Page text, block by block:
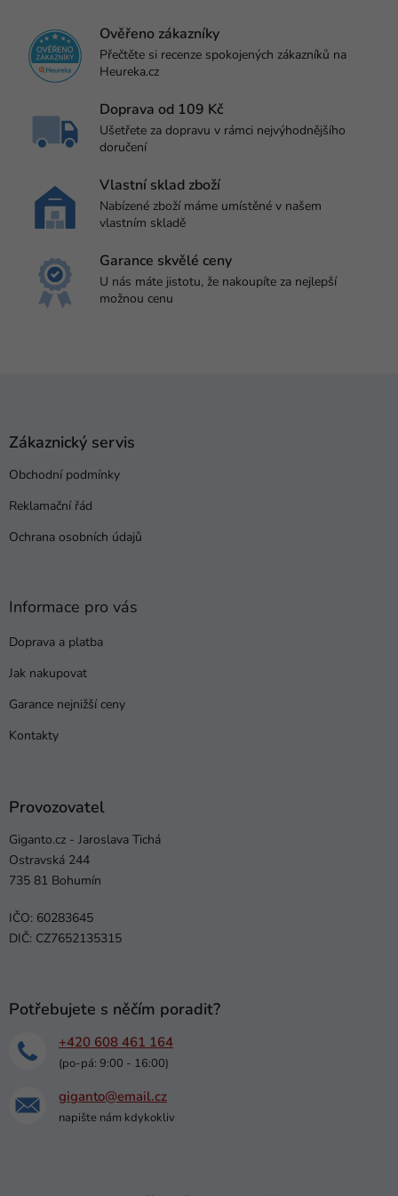
Ověřeno zákazníky
Přečtěte si recenze spokojených zákazníků na
Heureka.cz
Doprava od 109 Kč
Ušetřete za dopravu v rámci nejvýhodnějšího
doručení
Vlastní sklad zboží
Nabízené zboží máme umístěné v našem
vlastním skladě
Garance skvělé ceny
U nás máte jistotu, že nakoupíte za nejlepší
možnou cenu
Zákaznický servis
Obchodní podmínky
Reklamační řád
Ochrana osobních údajů
Informace pro vás
Doprava a platba
Jak nakupovat
Garance nejnižší ceny
Kontakty
Provozovatel
Giganto.cz - Jaroslava Tichá
Ostravská 244
735 81 Bohumín
IČO: 60283645
DIČ: CZ7652135315
Potřebujete s něčím poradit?
+420 608 461 164
(po-pá: 9:00 - 16:00)
giganto@email.cz
napište nám kdykokliv